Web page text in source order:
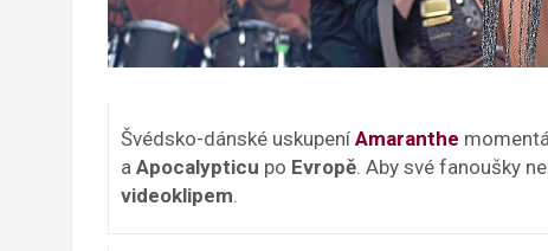
Švédsko-dánské uskupení Amaranthe
a Apocalypticu po Evropě. Aby své fanoušky
videoklipem.